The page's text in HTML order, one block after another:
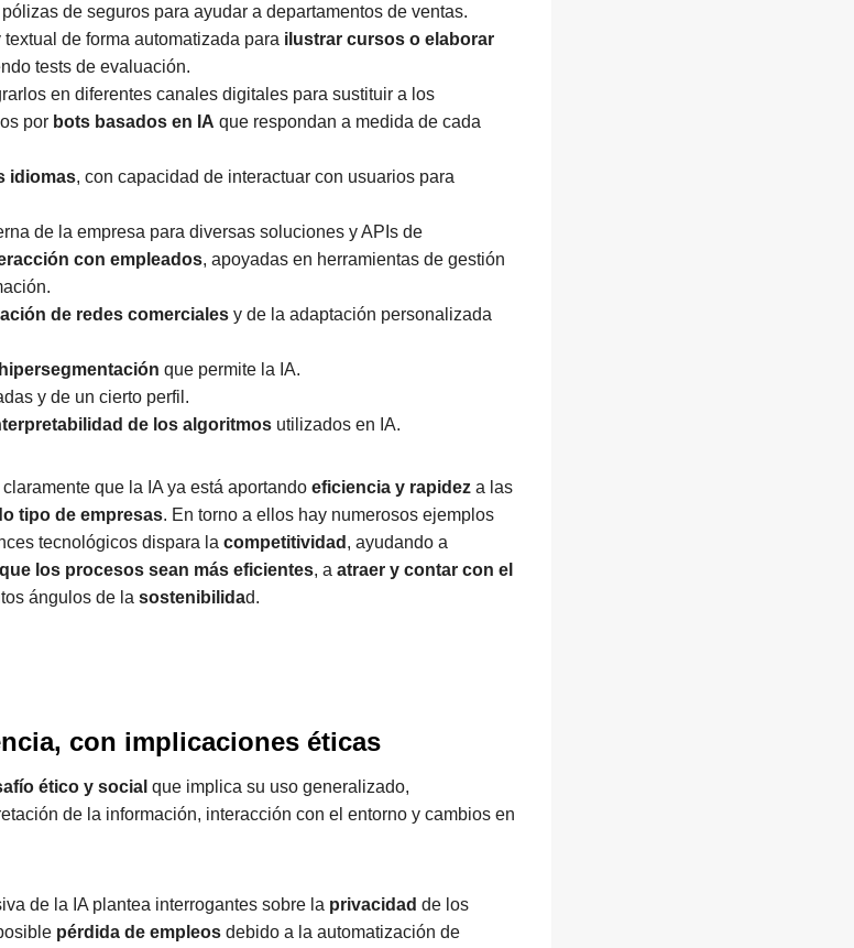
de seguros para ayudar a departamentos de ventas.
de forma automatizada para ilustrar cursos o elaborar
tests de evaluación.
en diferentes canales digitales para sustituir a los
por bots basados en IA que respondan a medida de cada
idiomas, con capacidad de interactuar con usuarios para
de la empresa para diversas soluciones y APIs de
con empleados, apoyadas en herramientas de gestión
de redes comerciales y de la adaptación personalizada
hipersegmentación que permite la IA.
y de un cierto perfil.
de los algoritmos utilizados en IA.
que la IA ya está aportando eficiencia y rapidez a las
tipo de empresas. En torno a ellos hay numerosos ejemplos
tecnológicos dispara la competitividad , ayudando a
que los procesos sean más eficientes, a atraer y contar con el
ángulos de la sostenibilidad.
con implicaciones éticas
ético y social que implica su uso generalizado,
de la información, interacción con el entorno y cambios en
de la IA plantea interrogantes sobre la privacidad de los
pérdida de empleos debido a la automatización de